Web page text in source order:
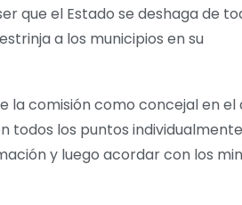
que el Estado se deshaga de
a los municipios en su
la comisión como concejal en el
todos los puntos
y luego acordar con los